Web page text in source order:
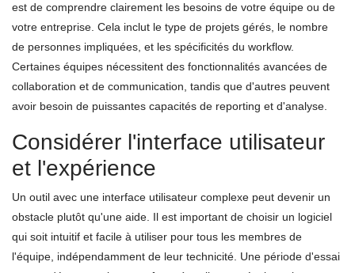
est de comprendre clairement les besoins de votre équipe ou de
votre entreprise. Cela inclut le type de projets gérés, le nombre
de personnes impliquées, et les spécificités du workflow.
Certaines équipes nécessitent des fonctionnalités avancées de
collaboration et de communication, tandis que d'autres peuvent
avoir besoin de puissantes capacités de reporting et d'analyse.
Considérer l'interface utilisateur
et l'expérience
Un outil avec une interface utilisateur complexe peut devenir un
obstacle plutôt qu'une aide. Il est important de choisir un logiciel
qui soit intuitif et facile à utiliser pour tous les membres de
l'équipe, indépendamment de leur technicité. Une période d'essai